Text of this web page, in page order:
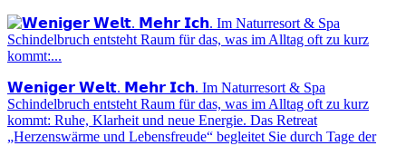
𝗪𝗲𝗻𝗶𝗴𝗲𝗿 𝗪𝗲𝗹𝘁. 𝗠𝗲𝗵𝗿 𝗜𝗰𝗵. Im Naturresort & Spa
Schindelbruch entsteht Raum für das, was im Alltag oft zu kurz
kommt: Ruhe, Klarheit und neue Energie. Das Retreat
„Herzenswärme und Lebensfreude“ begleitet Sie durch Tage der